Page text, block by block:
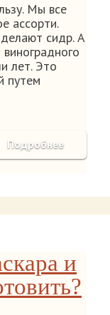
Мы все
ассорти.
сидр. А
лет. Это
путем
Подробнее
и